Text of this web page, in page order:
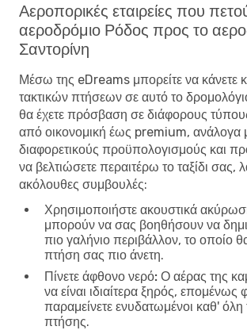
Αεροπορικές εταιρείες που
αεροδρόμιο Ρόδος προς το
Σαντορίνη
Μέσω της eDreams μπορείτε να κάνετε
τακτικών πτήσεων σε αυτό το
θα έχετε πρόσβαση σε διάφορους
από οικονομική έως premium, ανάλογα
διαφορετικούς προϋπολογισμούς και
να βελτιώσετε περαιτέρω το ταξίδι σας,
ακόλουθες συμβουλές:
Χρησιμοποιήστε ακουστικά
μπορούν να σας βοηθήσουν να
πιο γαλήνιο περιβάλλον, το οποίο
πτήση σας πιο άνετη.
Πίνετε άφθονο νερό: Ο αέρας της
να είναι ιδιαίτερα ξηρός, επομένως
παραμείνετε ενυδατωμένοι καθ' όλη
πτήσης.